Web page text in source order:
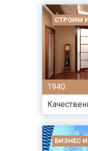
СТРОИМ
1940
БИЗНЕС